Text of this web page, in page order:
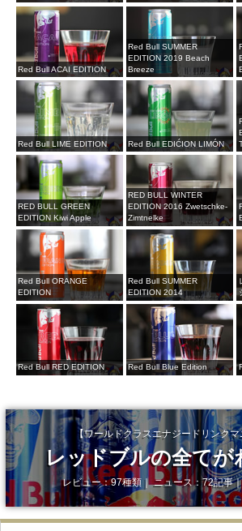
Red Bull ACAI EDITION
Red Bull SUMMER
EDITION 2019 Beach
Breeze
Red Bull LIME EDITION Red Bull EDIĆION LIMÓN
RED BULL GREEN
EDITION Kiwi Apple
RED BULL WINTER
EDITION 2016 Zwetschke-
Zimtnelke
Red Bull ORANGE
EDITION
Red Bull SUMMER
EDITION 2014
Red Bull RED EDITION Red Bull Blue Edition
【ワールドクラスエナジードリンクマ
レッドブルの全てが
レビュー：97種類｜ ニュース：72記事